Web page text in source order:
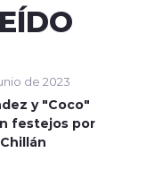
de 2023
y "Coco"
festejos por